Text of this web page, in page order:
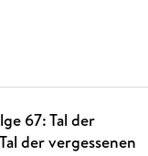
67: Tal der
der vergessenen